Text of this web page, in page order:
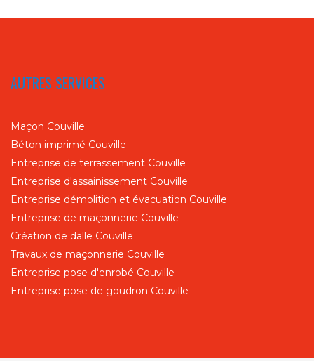
AUTRES SERVICES
Maçon Couville
Béton imprimé Couville
Entreprise de terrassement Couville
Entreprise d'assainissement Couville
Entreprise démolition et évacuation Couville
Entreprise de maçonnerie Couville
Création de dalle Couville
Travaux de maçonnerie Couville
Entreprise pose d'enrobé Couville
Entreprise pose de goudron Couville